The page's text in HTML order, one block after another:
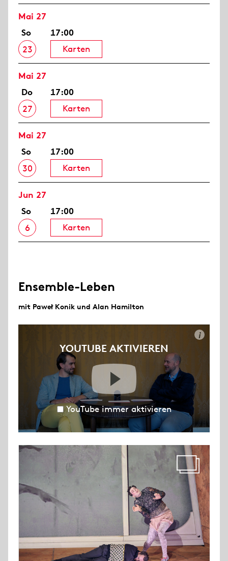
Mai 27
So
23
17:00
Karten
Mai 27
Do
27
17:00
Karten
Mai 27
So
30
17:00
Karten
Jun 27
So
6
17:00
Karten
Ensemble-Leben
mit Paweł Konik und Alan Hamilton
YOUTUBE AKTIVIEREN
i
YouTube immer aktivieren